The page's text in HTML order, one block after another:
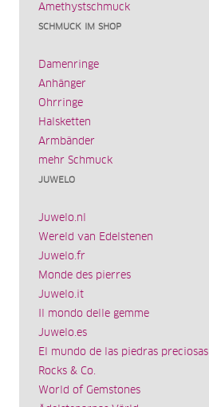
Amethystschmuck
SCHMUCK IM SHOP
Damenringe
Anhänger
Ohrringe
Halsketten
Armbänder
mehr Schmuck
JUWELO
Juwelo.nl
Wereld van Edelstenen
Juwelo.fr
Monde des pierres
Juwelo.it
Il mondo delle gemme
Juwelo.es
El mundo de las piedras preciosas
Rocks & Co.
World of Gemstones